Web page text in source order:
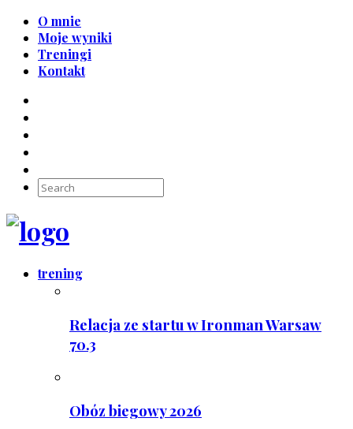
O mnie
Moje wyniki
Treningi
Kontakt
trening
Relacja ze startu w Ironman Warsaw
70.3
Obóz biegowy 2026